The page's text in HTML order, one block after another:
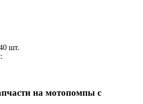
шт.
на мотопомпы с